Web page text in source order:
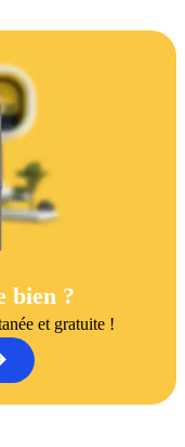
bien ?
et gratuite !